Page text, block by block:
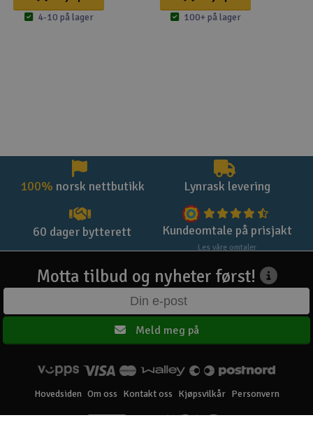
4-10 på lager 100+ på lager
100% norsk nettbutikk Lynrask levering
60 dager bytterett Kundeomtale på prisjakt
Les våre omtaler
Motta tilbud og nyheter først!
Meld meg på
Hovedsiden Om oss Kontakt oss Kjøpsvilkår Personvern